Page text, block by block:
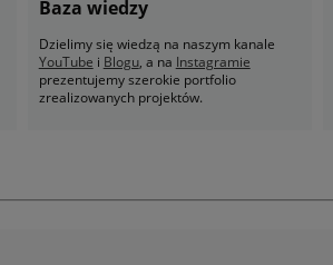
Baza wiedzy
Dzielimy się wiedzą na naszym kanale
YouTube i Blogu, a na Instagramie
prezentujemy szerokie portfolio
zrealizowanych projektów.